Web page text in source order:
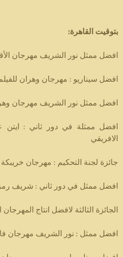
بتوقيت القاهرة:
افضل ممثل نور الشريف مهرجان
افضل سيناريو : مهرجان وهران
افضل ممثل نور الشريف مهرجان
افضل ممثلة في دور ثاني : ايتن
الافريقي
جائزة لجنة التحكيم : مهرجان خريبكة
افضل ممثل في دور ثاني : شريف
الجائزة الثالثة لافضل انتاج
افضل ممثل : نور الشريف مهرجان